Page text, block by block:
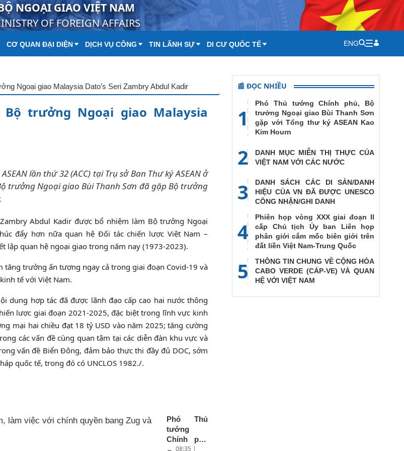
NGOẠI GIAO VIỆT NAM
OF FOREIGN AFFAIRS
CƠ QUAN ĐẠI DIỆN DỊCH VỤ CÔNG TIN LÃNH SỰ DI CƯ QUỐC TẾ ENG
Ngoại giao Malaysia Dato’s Seri Zambry Abdul Kadir
trưởng Ngoại giao Malaysia
lần thứ 32 (ACC) tại Trụ sở Ban Thư ký ASEAN ở
trưởng Ngoại giao Bùi Thanh Sơn đã gặp Bộ trưởng
Abdul Kadir được bổ nhiệm làm Bộ trưởng Ngoại
đẩy hơn nữa quan hệ Đối tác chiến lược Việt Nam –
lập quan hệ ngoại giao trong năm nay (1973-2023).
trưởng ấn tượng ngay cả trong giai đoạn Covid-19 và
tế với Việt Nam.
dung hợp tác đã được lãnh đạo cấp cao hai nước thông
lược giai đoạn 2021-2025, đặc biệt trong lĩnh vực kinh
mại hai chiều đạt 18 tỷ USD vào năm 2025; tăng cường
các vấn đề cùng quan tâm tại các diễn đàn khu vực và
vấn đề Biển Đông, đảm bảo thực thi đầy đủ DOC, sớm
quốc tế, trong đó có UNCLOS 1982./.
Phó Thủ
tướng
Chính phủ
Nguyễn
08:35 |
📰 ĐỌC NHIỀU
1
Phó Thủ tướng Chính phủ, Bộ
trưởng Ngoại giao Bùi Thanh Sơn
gặp với Tổng thư ký ASEAN Kao
Kim Hourn
2
DANH MỤC MIỄN THỊ THỰC CỦA
VIỆT NAM VỚI CÁC NƯỚC
3
DANH SÁCH CÁC DI SẢN/DANH
HIỆU CỦA VN ĐÃ ĐƯỢC UNESCO
CÔNG NHẬN/GHI DANH
4
Phiên họp vòng XXX giai đoạn II
cấp Chủ tịch Ủy ban Liên họp
phân giới cắm mốc biên giới trên
đất liền Việt Nam-Trung Quốc
5
THÔNG TIN CHUNG VỀ CỘNG HÒA
CABO VERDE (CÁP-VE) VÀ QUAN
HỆ VỚI VIỆT NAM